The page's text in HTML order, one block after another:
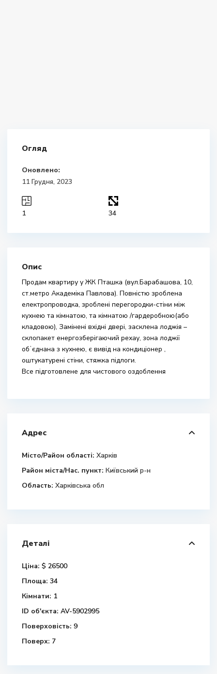
Огляд
Оновлено:
11 Грудня, 2023
1 34
Опис
Продам квартиру у ЖК Пташка (вул.Барабашова, 10,
ст.метро Академіка Павлова). Повністю зроблена
електропроводка, зроблені перегородки-стіни між
кухнею та кімнатою, та кімнатою /гардеробною(або
кладовою), Замінені вхідні двері, засклена лоджія –
склопакет енергозберігаючий рехау, зона лоджії
обʼєднана з кухнею, є вивід на кондиціонер ,
оштукатурені стіни, стяжка підлоги.
Все підготовлене для чистового оздоблення
Адрес
Місто/Район області: Харків
Район міста/Нас. пункт: Київський р-н
Область: Харківська обл
Деталі
Ціна: $ 26500
Площа: 34
Кімнати: 1
ID об'єкта: AV-5902995
Поверховість: 9
Поверх: 7